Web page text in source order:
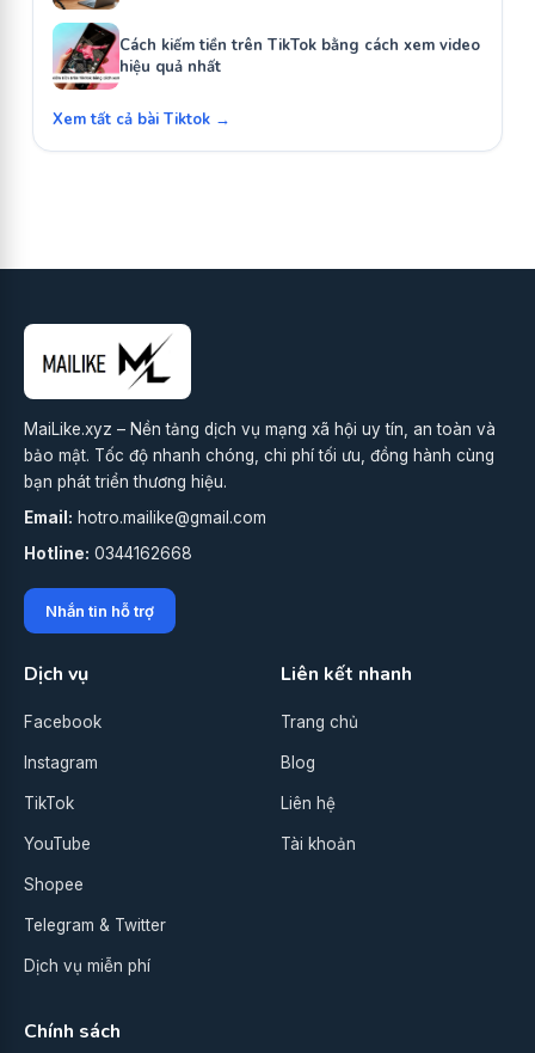
Cách kiếm tiền trên TikTok bằng cách xem video
hiệu quả nhất
Xem tất cả bài Tiktok →
MaiLike.xyz – Nền tảng dịch vụ mạng xã hội uy tín, an toàn và
bảo mật. Tốc độ nhanh chóng, chi phí tối ưu, đồng hành cùng
bạn phát triển thương hiệu.
Email: hotro.mailike@gmail.com
Hotline: 0344162668
Nhắn tin hỗ trợ
Dịch vụ
Facebook
Instagram
TikTok
YouTube
Shopee
Telegram & Twitter
Dịch vụ miễn phí
Liên kết nhanh
Trang chủ
Blog
Liên hệ
Tài khoản
Chính sách